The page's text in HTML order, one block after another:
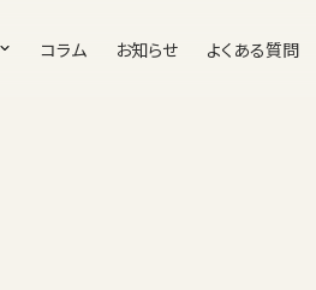
コラム お知らせ よくある質問